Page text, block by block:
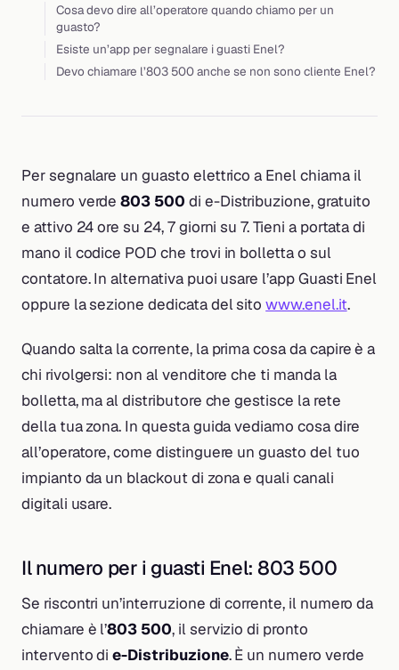
Cosa devo dire all’operatore quando chiamo per un
guasto?
Esiste un’app per segnalare i guasti Enel?
Devo chiamare l’803 500 anche se non sono cliente Enel?
Per segnalare un guasto elettrico a Enel chiama il
numero verde803 500 di e-Distribuzione, gratuito
e attivo 24 ore su 24, 7 giorni su 7. Tieni a portata di
mano il codice POD che trovi in bolletta o sul
contatore. In alternativa puoi usare l’app Guasti Enel
oppure la sezione dedicata del sitowww.enel.it.
Quando salta la corrente, la prima cosa da capire è a
chi rivolgersi: non al venditore che ti manda la
bolletta, ma al distributore che gestisce la rete
della tua zona. In questa guida vediamo cosa dire
all’operatore, come distinguere un guasto del tuo
impianto da un blackout di zona e quali canali
digitali usare.
Il numero per i guasti Enel: 803 500
Se riscontri un’interruzione di corrente, il numero da
chiamare è l’803 500, il servizio di pronto
intervento die-Distribuzione. È un numero verde